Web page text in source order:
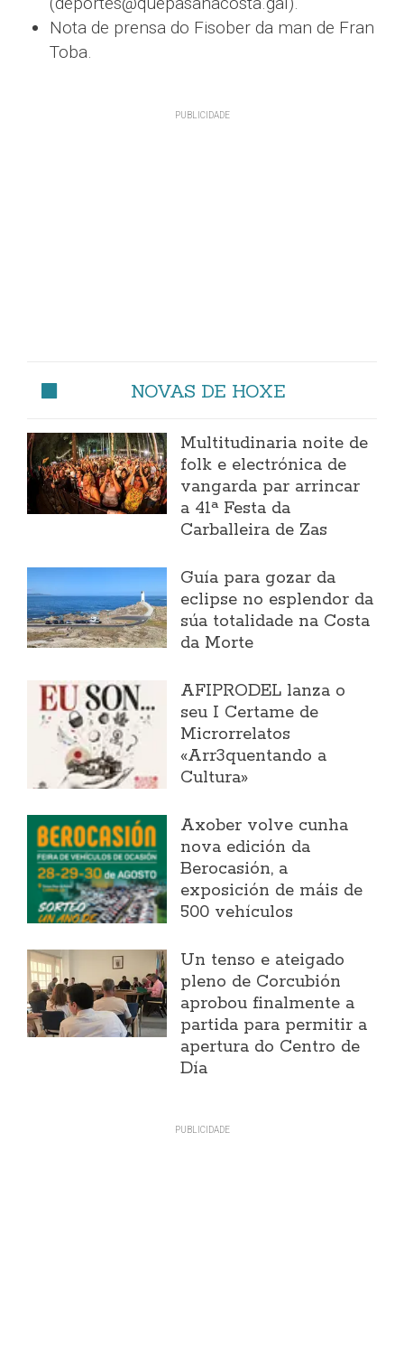
Nota de prensa do Fisober da man de Fran
Toba.
NOVAS DE HOXE
Multitudinaria noite de
folk e electrónica de
vangarda par arrincar
a 41ª Festa da
Carballeira de Zas
Guía para gozar da
eclipse no esplendor da
súa totalidade na Costa
da Morte
AFIPRODEL lanza o
seu I Certame de
Microrrelatos
«Arr3quentando a
Cultura»
Axober volve cunha
nova edición da
Berocasión, a
exposición de máis de
500 vehículos
Un tenso e ateigado
pleno de Corcubión
aprobou finalmente a
partida para permitir a
apertura do Centro de
Día